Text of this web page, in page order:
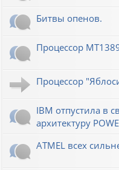
Битвы опенов.
Процессор
Процессор
IBM отпустила в
архитектуру
ATMEL всех